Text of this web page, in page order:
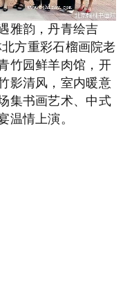
雅韵，丹青绘吉
方重彩石榴画院老
竹园鲜羊肉馆，开
影清风，室内暖意
集书画艺术、中式
温情上演。